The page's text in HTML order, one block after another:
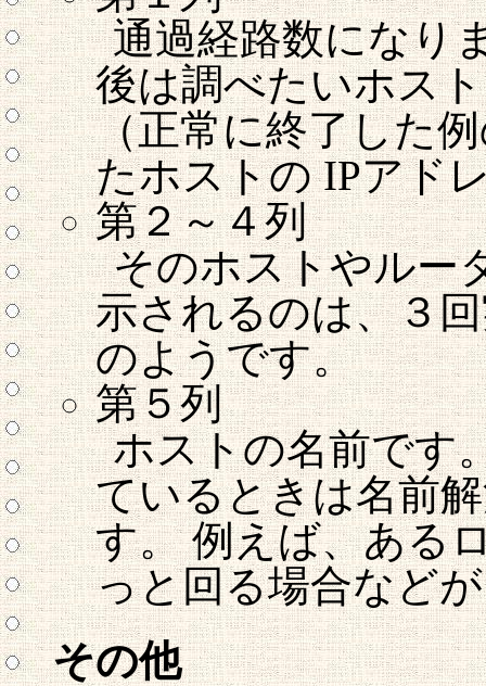
通過経路数になり
後は調べたいホス
（正常に終了した
たホストの IPアド
第２～４列
そのホストやルー
示されるのは、３
のようです。
第５列
ホストの名前です
ているときは名前
す。 例えば、ある
っと回る場合など
その他